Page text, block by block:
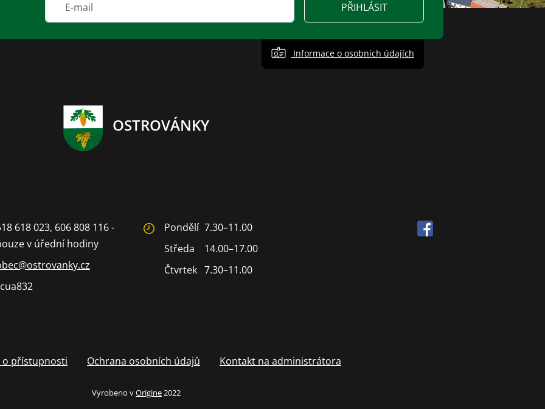
PŘIHLÁSIT
Informace o osobních údajích
OSTROVÁNKY
618 023, 606 808 116 -
v úřední hodiny
Pondělí 7.30–11.00
Středa
14.00–17.00
Čtvrtek 7.30–11.00
o přístupnosti Ochrana osobních údajů Kontakt na administrátora
Vyrobeno vOrigine2022